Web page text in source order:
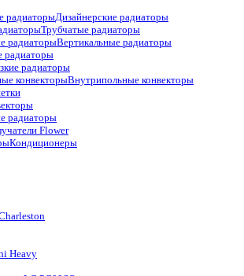
Дизайнерские радиаторы
Трубчатые радиаторы
Вертикальные радиаторы
радиаторы
радиаторы
Внутрипольные конвекторы
радиаторы
Flower
Кондиционеры
Heavy